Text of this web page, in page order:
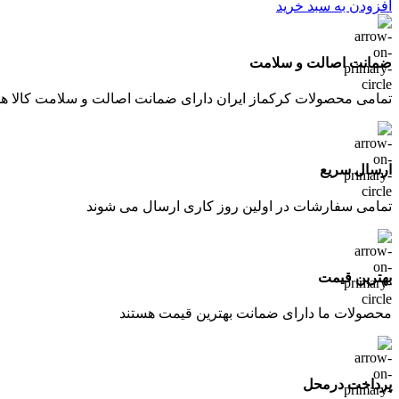
افزودن به سبد خرید
ضمانت اصالت و سلامت
تمامی محصولات کرکماز ایران دارای ضمانت اصالت و سلامت کالا
ارسال سریع
تمامی سفارشات در اولین روز کاری ارسال می شوند
بهترین قیمت
محصولات ما دارای ضمانت بهترین قیمت هستند
پرداخت درمحل